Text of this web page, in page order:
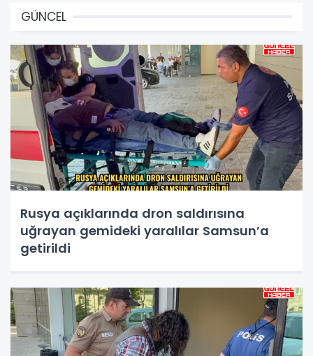
GÜNCEL
Rusya açıklarında dron saldırısına
uğrayan gemideki yaralılar Samsun’a
getirildi